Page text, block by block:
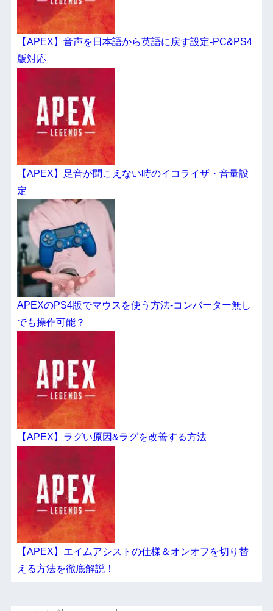
【APEX】音声を日本語から英語に戻す設定-PC&PS4
版対応
【APEX】足音が聞こえない時のイコライザ・音量設
定
APEXのPS4版でマウスを使う方法-コンバーター無し
でも操作可能？
【APEX】ラグい原因&ラグを改善する方法
【APEX】エイムアシストの仕様＆オンオフを切り替
える方法を徹底解説！